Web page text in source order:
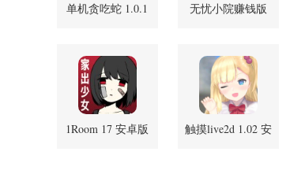
单机贪吃蛇 1.0.1
无忧小院赚钱版
1Room 17 安卓版
触摸live2d 1.02 安